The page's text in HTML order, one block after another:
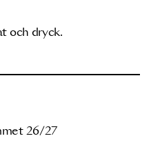
och dryck.
26/27